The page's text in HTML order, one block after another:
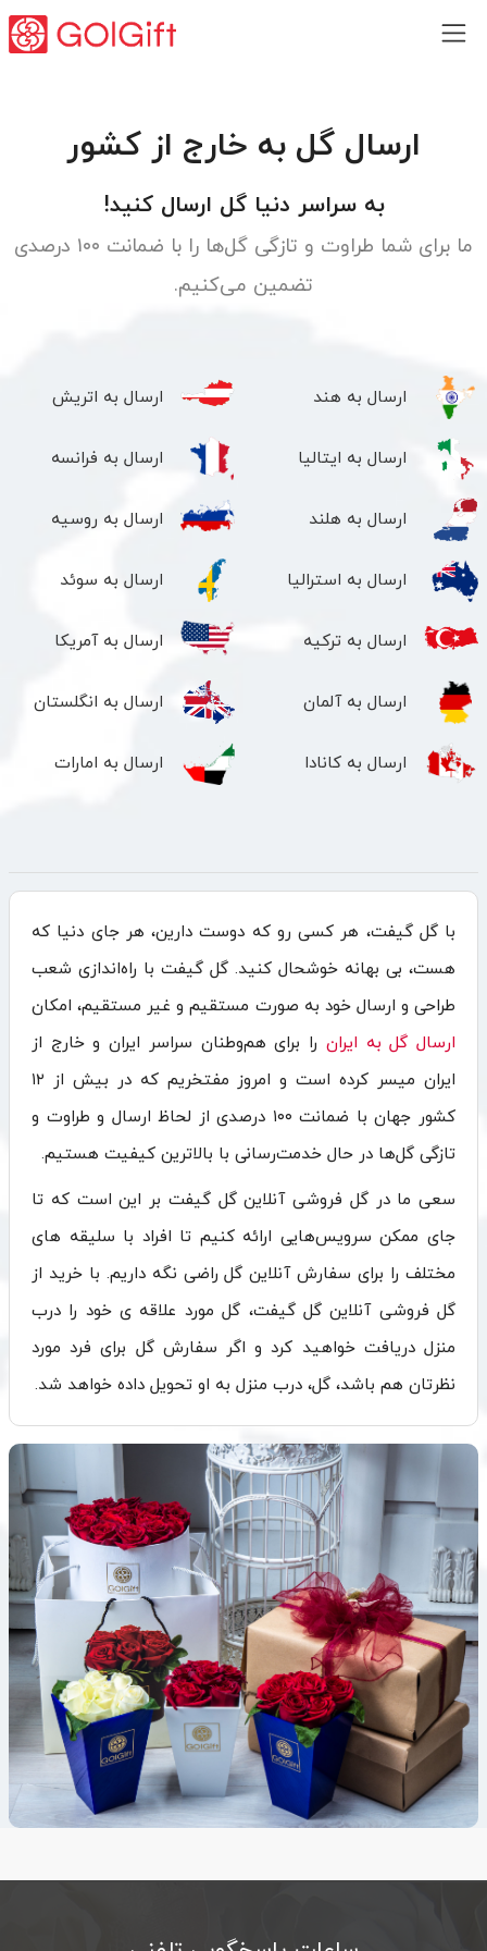
ارسال گل به خارج از کشور
به سراسر دنیا گل ارسال کنید!
ما برای شما طراوت و تازگی گل‌ها را با ضمانت ۱۰۰ درصدی
تضمین می‌کنیم.
ارسال به هند ارسال به اتریش
ارسال به ایتالیا ارسال به فرانسه
ارسال به هلند ارسال به روسیه
ارسال به استرالیا ارسال به سوئد
ارسال به ترکیه ارسال به آمریکا
ارسال به آلمان ارسال به انگلستان
ارسال به کانادا ارسال به امارات
با گل گیفت، هر کسی رو که دوست دارین، هر جای دنیا که
هست، بی بهانه خوشحال کنید. گل گیفت با راه‌اندازی شعب
طراحی و ارسال خود به صورت مستقیم و غیر مستقیم، امکان
ارسال گل به ایران را برای هم‌وطنان سراسر ایران و خارج از
ایران میسر کرده است و امروز مفتخریم که در بیش از ۱۲
کشور جهان با ضمانت ۱۰۰ درصدی از لحاظ ارسال و طراوت و
تازگی گل‌ها در حال خدمت‌رسانی با بالاترین کیفیت هستیم.
سعی ما در گل فروشی آنلاین گل گیفت بر این است که تا
جای ممکن سرویس‌هایی ارائه کنیم تا افراد با سلیقه‌ های
مختلف را برای سفارش آنلاین گل راضی نگه داریم. با خرید از
گل فروشی آنلاین گل گیفت، گل مورد علاقه ی خود را درب
منزل دریافت خواهید کرد و اگر سفارش گل برای فرد مورد
نظرتان هم باشد، گل، درب منزل به او تحویل داده خواهد شد.